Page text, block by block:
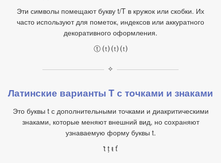
Эти символы помещают букву t/T в кружок или скобки. Их
часто используют для пометок, индексов или аккуратного
декоративного оформления.
ⓣ ⒯ ⒯ ⒯
✧
Латинские варианты T с точками и знаками
Это буквы t с дополнительными точками и диакритическими
знаками, которые меняют внешний вид, но сохраняют
узнаваемую форму буквы t.
ṫ ṭ ŧ ť